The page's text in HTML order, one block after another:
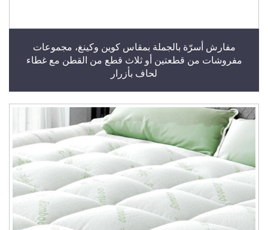
مفارش أسرّة بالجملة بمقاس كوين وكينغ، مجموعات
مفروشات من قطعتين أو ثلاث قطع من القطن مع غطاء
لحاف بأزرار